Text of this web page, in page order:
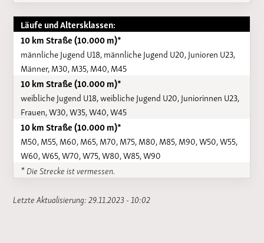
Läufe und Altersklassen:
10 km Straße (10.000 m)*
männliche Jugend U18, männliche Jugend U20, Junioren U23,
Männer, M30, M35, M40, M45
10 km Straße (10.000 m)*
weibliche Jugend U18, weibliche Jugend U20, Juniorinnen U23,
Frauen, W30, W35, W40, W45
10 km Straße (10.000 m)*
M50, M55, M60, M65, M70, M75, M80, M85, M90, W50, W55,
W60, W65, W70, W75, W80, W85, W90
* Die Strecke ist vermessen.
Letzte Aktualisierung: 29.11.2023 - 10:02